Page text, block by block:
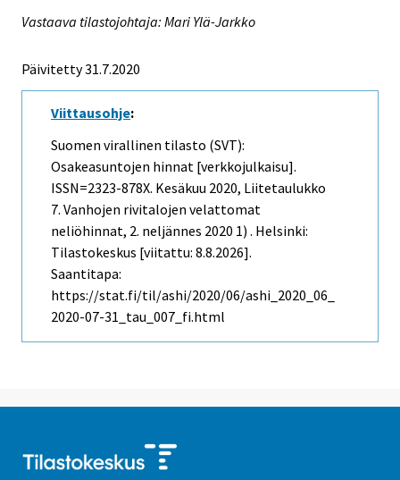
Vastaava tilastojohtaja: Mari Ylä-Jarkko
Päivitetty 31.7.2020
Viittausohje:
Suomen virallinen tilasto (SVT):
Osakeasuntojen hinnat [verkkojulkaisu].
ISSN=2323-878X. Kesäkuu 2020, Liitetaulukko
7. Vanhojen rivitalojen velattomat
neliöhinnat, 2. neljännes 2020 1) . Helsinki:
Tilastokeskus [viitattu: 8.8.2026].
Saantitapa:
https://stat.fi/til/ashi/2020/06/ashi_2020_06_
2020-07-31_tau_007_fi.html